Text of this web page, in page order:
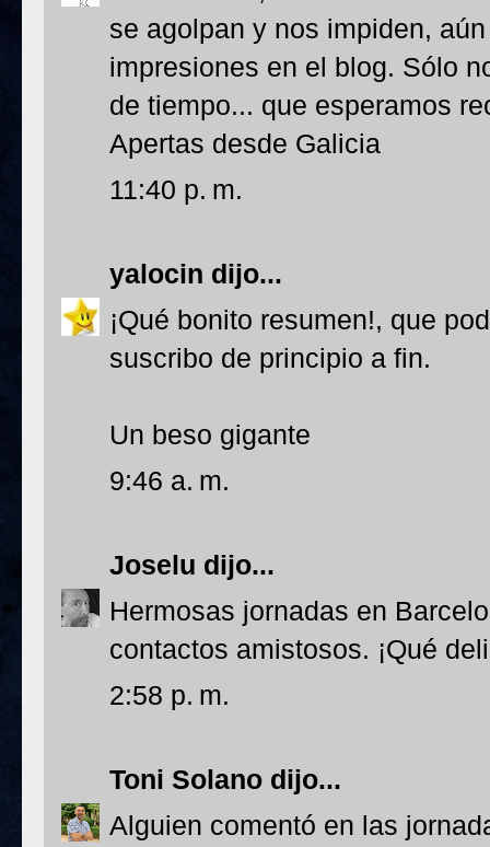
se agolpan y nos impiden,
impresiones en el blog. Sólo
de tiempo... que esperamos
Apertas desde Galicia
11:40 p. m.
yalocin dijo...
¡Qué bonito resumen!, que
suscribo de principio a fin.
Un beso gigante
9:46 a. m.
Joselu dijo...
Hermosas jornadas en
contactos amistosos. ¡Qué
2:58 p. m.
Toni Solano dijo...
Alguien comentó en las